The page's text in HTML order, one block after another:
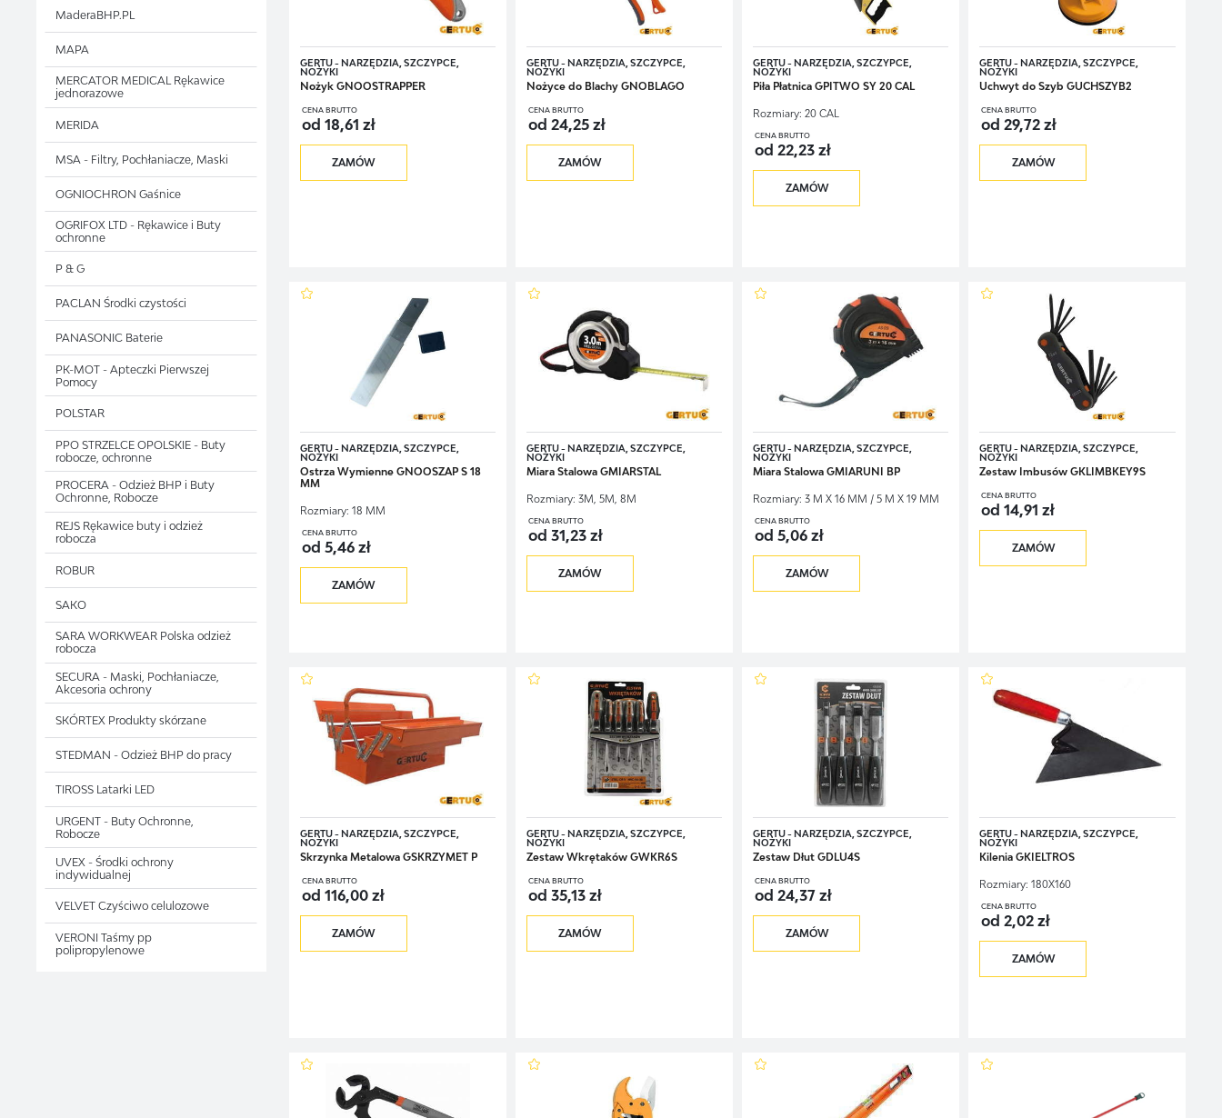
MaderaBHP.PL
MAPA
MERCATOR MEDICAL Rękawice
jednorazowe
MERIDA
MSA - Filtry, Pochłaniacze, Maski
OGNIOCHRON Gaśnice
OGRIFOX LTD - Rękawice i Buty
ochronne
P & G
PACLAN Środki czystości
PANASONIC Baterie
PK-MOT - Apteczki Pierwszej
Pomocy
POLSTAR
PPO STRZELCE OPOLSKIE - Buty
robocze, ochronne
PROCERA - Odzież BHP i Buty
Ochronne, Robocze
REJS Rękawice buty i odzież
robocza
ROBUR
SAKO
SARA WORKWEAR Polska odzież
robocza
SECURA - Maski, Pochłaniacze,
Akcesoria ochrony
SKÓRTEX Produkty skórzane
STEDMAN - Odzież BHP do pracy
TIROSS Latarki LED
URGENT - Buty Ochronne,
Robocze
UVEX - Środki ochrony
indywidualnej
VELVET Czyściwo celulozowe
VERONI Taśmy pp
polipropylenowe
Rozważ zamówienie specjalnego zestawu narzędzi obejmującego niemal 400 elementów przydatnych zarówno przy pracach domowych, jak i samochodowych. W poręcznej skrzynce
tester elektryczny 100-250 V,
drut o długości 1,5 m,
izolowane kombinerki o końcówkach długości 150 mm,
zaciski bezpiecznikowe różnych rodzajów,
opaski zaciskowe
zaciski izolacyjne,
śrubokręty izolowane,
bezpieczniki szklane.
Zestaw może zainteresować tych, którzy szukają podręcznego domowego zestawu na nieprzewidziane sytuacje. Zamów produkty marki Gertu i zaproponuj swoim klientom praktyczne
rozwiązania zgodne z wszelkimi europejskimi normami bezpieczeństwa.
GERTU - NARZĘDZIA, SZCZYPCE,
NOŻYKI
Nożyk GNOOSTRAPPER
CENA BRUTTO
od 18,61 zł
ZAMÓW
GERTU - NARZĘDZIA, SZCZYPCE,
NOŻYKI
Nożyce do Blachy GNOBLAGO
CENA BRUTTO
od 24,25 zł
ZAMÓW
GERTU - NARZĘDZIA, SZCZYPCE,
NOŻYKI
Piła Płatnica GPITWO SY 20 CAL
Rozmiary: 20 CAL
CENA BRUTTO
od 22,23 zł
ZAMÓW
GERTU - NARZĘDZIA, SZCZYPCE,
NOŻYKI
Uchwyt do Szyb GUCHSZYB2
CENA BRUTTO
od 29,72 zł
ZAMÓW
GERTU - NARZĘDZIA, SZCZYPCE,
NOŻYKI
Ostrza Wymienne GNOOSZAP S 18
MM
Rozmiary: 18 MM
CENA BRUTTO
od 5,46 zł
ZAMÓW
GERTU - NARZĘDZIA, SZCZYPCE,
NOŻYKI
Miara Stalowa GMIARSTAL
Rozmiary: 3M, 5M, 8M
CENA BRUTTO
od 31,23 zł
ZAMÓW
GERTU - NARZĘDZIA, SZCZYPCE,
NOŻYKI
Miara Stalowa GMIARUNI BP
Rozmiary: 3 M X 16 MM / 5 M X 19 MM
CENA BRUTTO
od 5,06 zł
ZAMÓW
GERTU - NARZĘDZIA, SZCZYPCE,
NOŻYKI
Zestaw Imbusów GKLIMBKEY9S
CENA BRUTTO
od 14,91 zł
ZAMÓW
GERTU - NARZĘDZIA, SZCZYPCE,
NOŻYKI
Skrzynka Metalowa GSKRZYMET P
CENA BRUTTO
od 116,00 zł
ZAMÓW
GERTU - NARZĘDZIA, SZCZYPCE,
NOŻYKI
Zestaw Wkrętaków GWKR6S
CENA BRUTTO
od 35,13 zł
ZAMÓW
GERTU - NARZĘDZIA, SZCZYPCE,
NOŻYKI
Zestaw Dłut GDLU4S
CENA BRUTTO
od 24,37 zł
ZAMÓW
GERTU - NARZĘDZIA, SZCZYPCE,
NOŻYKI
Kilenia GKIELTROS
Rozmiary: 180X160
CENA BRUTTO
od 2,02 zł
ZAMÓW